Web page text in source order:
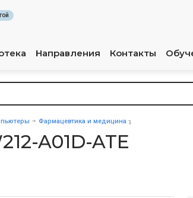
Направления Контакты
Фармацевтика и медицина
A01D-ATE